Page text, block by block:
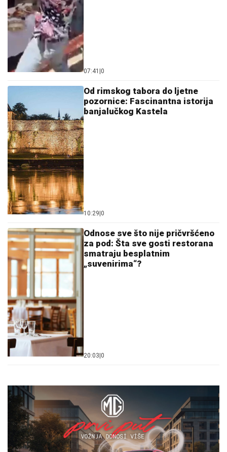
07:41 |0
Od rimskog tabora do ljetne
pozornice: Fascinantna istorija
banjalučkog Kastela
10:29|0
Odnose sve što nije pričvršćeno
za pod: Šta sve gosti restorana
smatraju besplatnim
„suvenirima“?
20:03|0